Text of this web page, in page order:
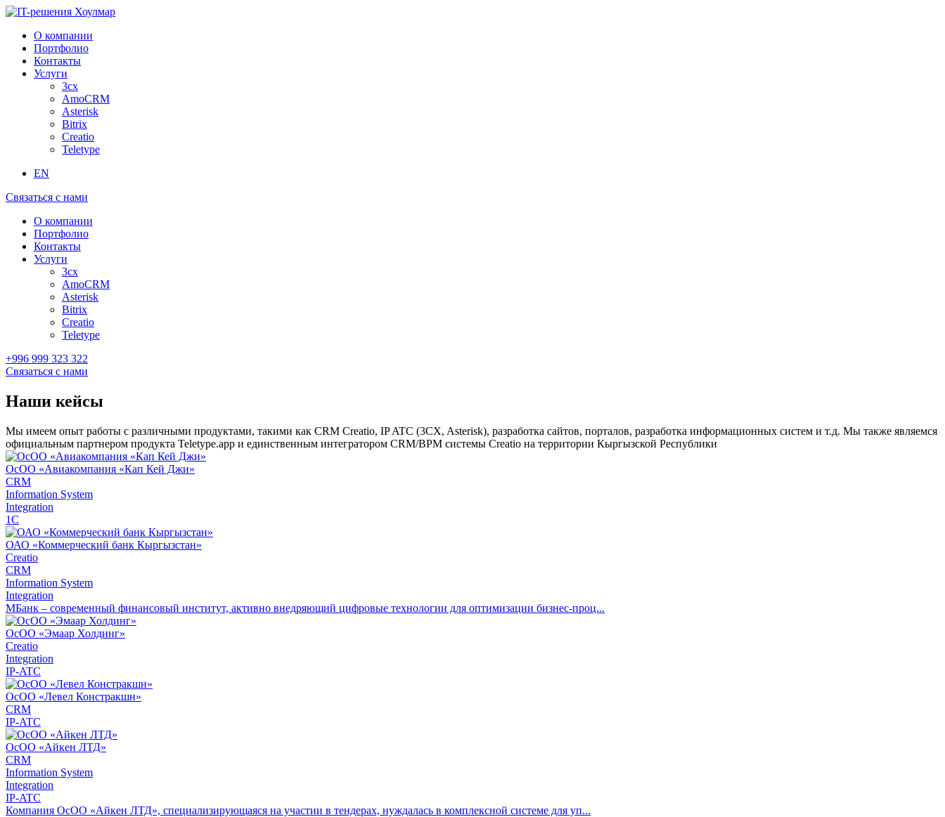
О компании
Портфолио
Контакты
Услуги
3cx
AmoCRM
Asterisk
Bitrix
Creatio
Teletype
EN
Связаться с нами
О компании
Портфолио
Контакты
Услуги
3cx
AmoCRM
Asterisk
Bitrix
Creatio
Teletype
+996 999 323 322
Связаться с нами
Наши кейсы
Мы имеем опыт работы с различными продуктами, такими как CRM Creatio, IP ATC (3CX, Asterisk), разработка сайтов, порталов, разработка информационных систем и т.д. Мы также являемся
официальным партнером продукта Teletype.app и единственным интегратором CRM/BPM системы Creatio на территории Кыргызской Республики
ОсОО «Авиакомпания «Кап Кей Джи»
CRM
Information System
Integration
1С
ОАО «Коммерческий банк Кыргызстан»
Creatio
CRM
Information System
Integration
МБанк – современный финансовый институт, активно внедряющий цифровые технологии для оптимизации бизнес-проц...
ОсОО «Эмаар Холдинг»
Creatio
Integration
IP-ATC
ОсОО «Левел Констракшн»
CRM
IP-ATC
ОсОО «Айкен ЛТД»
CRM
Information System
Integration
IP-ATC
Компания ОсОО «Айкен ЛТД», специализирующаяся на участии в тендерах, нуждалась в комплексной системе для уп...